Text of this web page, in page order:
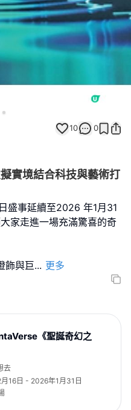
10 0
實境結合科技與藝術打
盛事延續至2026 年1月31
家走進一場充滿驚喜的奇
飾與巨... 更多
《聖誕奇幻之
去
16日 - 2026年1月31日